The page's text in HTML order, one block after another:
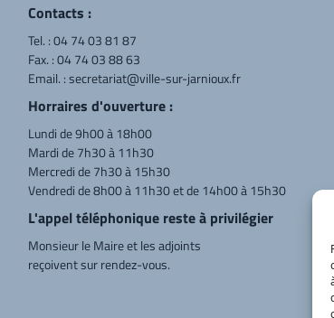
Contacts :
Tel. :04 74 03 81 87
Fax. : 04 74 03 88 63
Email. :secretariat@ville-sur-jarnioux.fr
Horraires d'ouverture :
Lundi de 9h00 à 18h00
Mardi de 7h30 à 11h30
Mercredi de 7h30 à 15h30
Vendredi de 8h00 à 11h30 et de 14h00 à 15h30
L'appel téléphonique reste à privilégier
Monsieur le Maire et les adjoints
reçoivent sur rendez-vous.